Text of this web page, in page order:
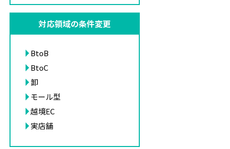
対応領域の条件変更
BtoB
BtoC
卸
モール型
越境EC
実店舗